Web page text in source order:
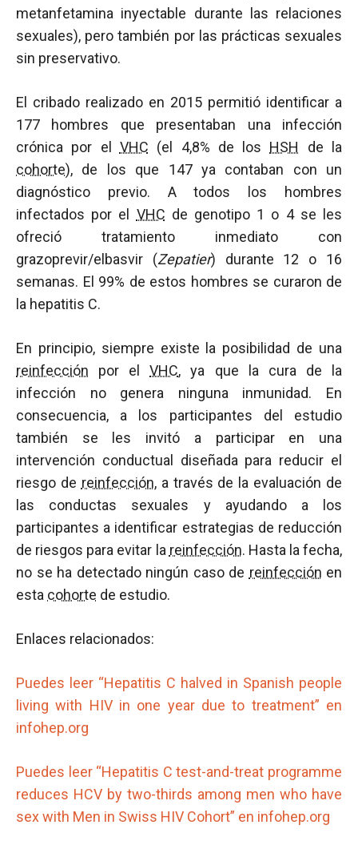
metanfetamina inyectable durante las relaciones
sexuales), pero también por las prácticas sexuales
sin preservativo.
El cribado realizado en 2015 permitió identificar a
177 hombres que presentaban una infección
crónica por el VHC (el 4,8% de los HSH
de la
cohorte), de los que 147 ya contaban con un
diagnóstico previo. A todos los hombres
infectados por el VHC de genotipo 1 o 4 se les
ofreció tratamiento inmediato con
grazoprevir/elbasvir (Zepatier) durante 12 o 16
semanas. El 99% de estos hombres se curaron de
la hepatitis C.
En principio, siempre existe la posibilidad de una
reinfección por elVHC, ya que la cura de la
infección no genera ninguna inmunidad. En
consecuencia, a los participantes del estudio
también se les invitó a participar en una
intervención conductual diseñada para reducir el
riesgo de reinfección, a través de la evaluación de
las conductas sexuales y ayudando a los
participantes a identificar estrategias de reducción
de riesgos para evitar la reinfección. Hasta la fecha,
no se ha detectado ningún caso de reinfección en
esta cohorte de estudio.
Enlaces relacionados:
Puedes leer “Hepatitis C halved in Spanish people
living with HIV in one year due to treatment” en
infohep.org
Puedes leer “Hepatitis C test-and-treat programme
reduces HCV by two-thirds among men who have
sex with Men in Swiss HIV Cohort” en infohep.org